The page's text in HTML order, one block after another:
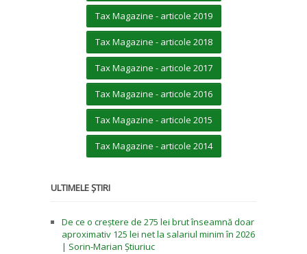
Tax Magazine - articole 2019
Tax Magazine - articole 2018
Tax Magazine - articole 2017
Tax Magazine - articole 2016
Tax Magazine - articole 2015
Tax Magazine - articole 2014
ULTIMELE ȘTIRI
De ce o creștere de 275 lei brut înseamnă doar
aproximativ 125 lei net la salariul minim în 2026
| Sorin-Marian Știuriuc